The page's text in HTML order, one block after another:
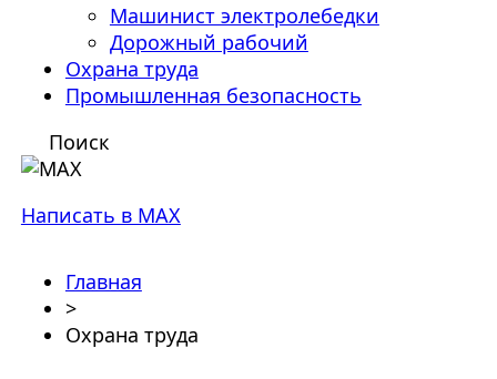
Машинист электролебедки
Дорожный рабочий
Охрана труда
Промышленная безопасность
Поиск
Написать в MAX
Главная
>
Охрана труда